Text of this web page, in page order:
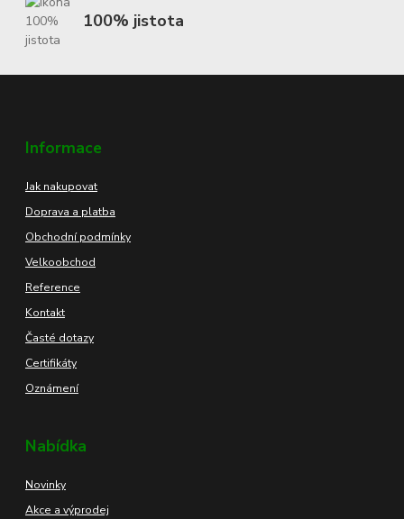
100% jistota
Informace
Jak nakupovat
Doprava a platba
Obchodní podmínky
Velkoobchod
Reference
Kontakt
Časté dotazy
Certifikáty
Oznámení
Nabídka
Novinky
Akce a výprodej